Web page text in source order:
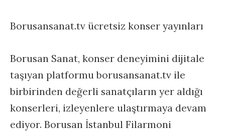
Borusansanat.tv ücretsiz konser yayınları
Borusan Sanat, konser deneyimini dijitale
taşıyan platformu borusansanat.tv ile
birbirinden değerli sanatçıların yer aldığı
konserleri, izleyenlere ulaştırmaya devam
ediyor. Borusan İstanbul Filarmoni